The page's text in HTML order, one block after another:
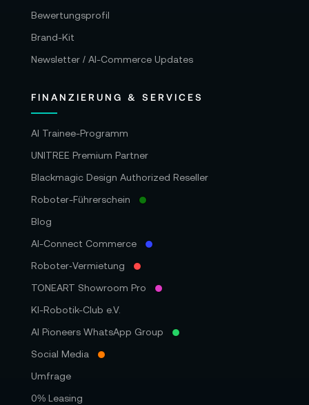
Bewertungsprofil
Brand-Kit
Newsletter / AI-Commerce Updates
FINANZIERUNG & SERVICES
AI Trainee-Programm
UNITREE Premium Partner
Blackmagic Design Authorized Reseller
Roboter-Führerschein
Blog
AI-Connect Commerce
Roboter‑Vermietung
TONEART Showroom Pro
KI-Robotik-Club e.V.
AI Pioneers WhatsApp Group
Social Media
Umfrage
0% Leasing